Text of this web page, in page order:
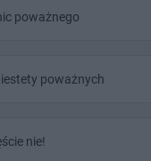
poważnego
poważnych
nie!